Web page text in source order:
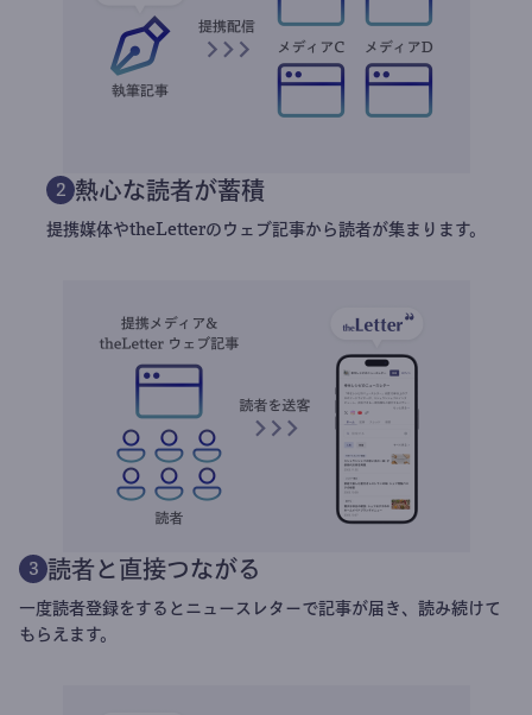
2 熱心な読者が蓄積
提携媒体やtheLetterのウェブ記事から読者が集まります。
3 読者と直接つながる
一度読者登録をするとニュースレターで記事が届き、読み続けて
もらえます。